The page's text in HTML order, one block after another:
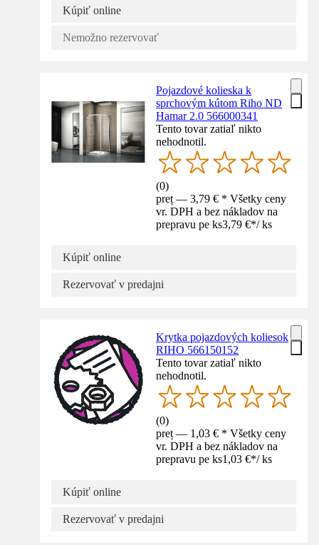
Kúpiť online
Nemožno rezervovať
Pojazdové kolieska k
sprchovým kútom Riho ND
Hamar 2.0 566000341
Tento tovar zatiaľ nikto
nehodnotil.
(0)
preț — 3,79 € * Všetky ceny
vr. DPH a bez nákladov na
prepravu pe ks3,79 €*/ ks
Kúpiť online
Rezervovať v predajni
Krytka pojazdových koliesok
RIHO 566150152
Tento tovar zatiaľ nikto
nehodnotil.
(0)
preț — 1,03 € * Všetky ceny
vr. DPH a bez nákladov na
prepravu pe ks1,03 €*/ ks
Kúpiť online
Rezervovať v predajni